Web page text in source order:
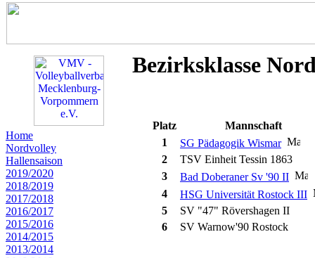
Home
Nordvolley
Hallensaison
2019/2020
2018/2019
2017/2018
2016/2017
2015/2016
2014/2015
2013/2014
Bezirksklasse
Platz
Mannschaft
1
SG Pädagogik Wismar
2
TSV Einheit Tessin 1863
3
Bad Doberaner Sv '90 II
4
HSG Universität Rostock III
5
SV "47" Rövershagen II
6
SV Warnow'90 Rostock